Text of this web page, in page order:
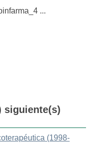
...
siguiente(s)
(1998-